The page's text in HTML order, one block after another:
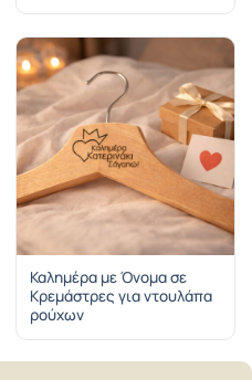
Καλημέρα με Όνομα σε
Κρεμάστρες για ντουλάπα
ρούχων